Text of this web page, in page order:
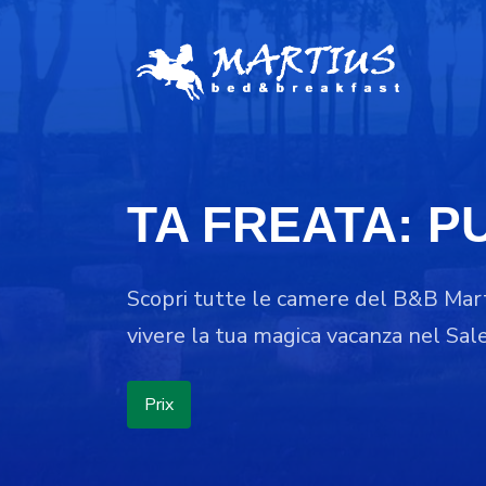
TA FREATA:
Scopri tutte le camere del B&B
vivere la tua magica vacanza nel
Prix